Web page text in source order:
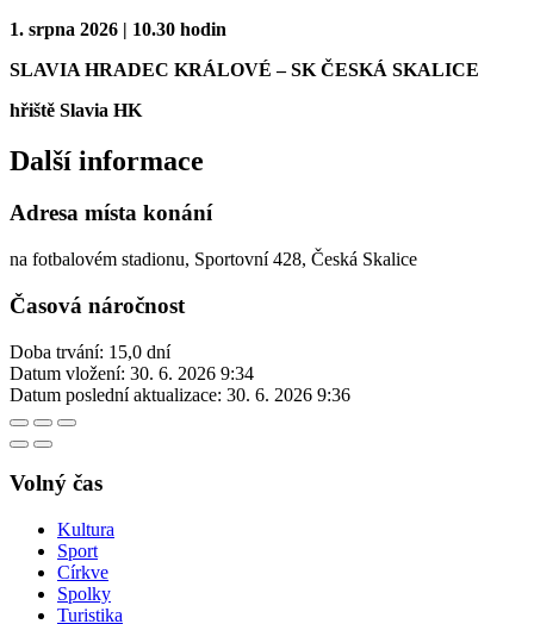
1. srpna 2026 | 10.30 hodin
SLAVIA HRADEC KRÁLOVÉ – SK ČESKÁ SKALICE
hřiště Slavia HK
Další informace
Adresa místa konání
na fotbalovém stadionu, Sportovní 428, Česká Skalice
Časová náročnost
Doba trvání: 15,0 dní
Datum vložení: 30. 6. 2026 9:34
Datum poslední aktualizace: 30. 6. 2026 9:36
Volný čas
Kultura
Sport
Církve
Spolky
Turistika